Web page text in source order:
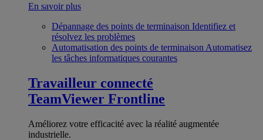
En savoir plus
Dépannage des points de terminaison Identifiez et
résolvez les problèmes
Automatisation des points de terminaison Automatisez
les tâches informatiques courantes
Travailleur connecté
TeamViewer Frontline
Améliorez votre efficacité avec la réalité augmentée
industrielle.